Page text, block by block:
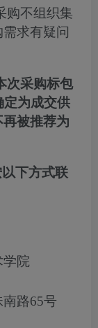
购不组织集
求有疑问
次采购标包
定为成交供
被推荐为
下方式联
院
路65号